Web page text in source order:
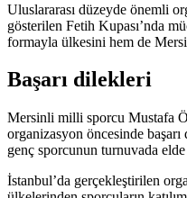
Uluslararası düzeyde önemli
gösterilen Fetih Kupası’nda
formayla ülkesini hem de
Başarı dilekleri
Mersinli milli sporcu Mustafa
organizasyon öncesinde
genç sporcunun turnuvada
İstanbul’da gerçekleştirilen